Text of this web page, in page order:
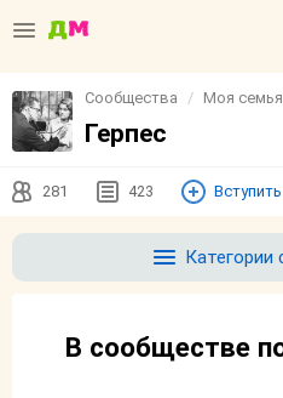
Сообщества Моя
Герпес
281 423 Вступить
В сообществе